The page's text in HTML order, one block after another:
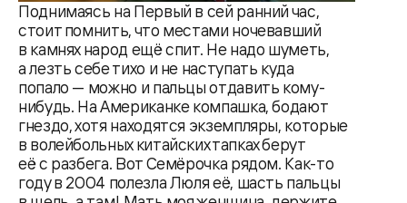
Поднимаясь на Первый в сей ранний час,
стоит помнить, что местами ночевавший
в камнях народ ещё спит. Не надо шуметь,
а лезть себе тихо и не наступать куда
попало — можно и пальцы отдавить кому-
нибудь. На Американке компашка, бодают
гнездо, хотя находятся экземпляры, которые
в волейбольных китайских тапках берут
её с разбега. Вот Семёрочка рядом. Как-то
году в 2004 полезла Люля её, шасть пальцы